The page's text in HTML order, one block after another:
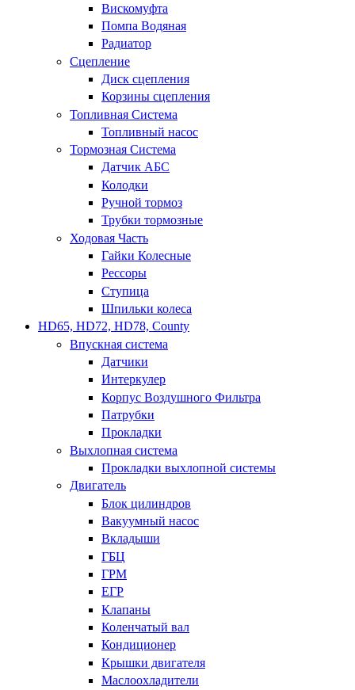
Вискомуфта
Помпа Водяная
Радиатор
Сцепление
Диск сцепления
Корзины сцепления
Топливная Система
Топливный насос
Тормозная Система
Датчик АБС
Колодки
Ручной тормоз
Трубки тормозные
Ходовая Часть
Гайки Колесные
Рессоры
Ступица
Шпильки колеса
HD65, HD72, HD78, County
Впускная система
Датчики
Интеркулер
Корпус Воздушного Фильтра
Патрубки
Прокладки
Выхлопная система
Прокладки выхлопной системы
Двигатель
Блок цилиндров
Вакуумный насос
Вкладыши
ГБЦ
ГРМ
ЕГР
Клапаны
Коленчатый вал
Кондиционер
Крышки двигателя
Маслоохладители